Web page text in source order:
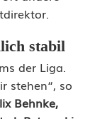
stabil
der Liga.
stehen“, so
Behnke,